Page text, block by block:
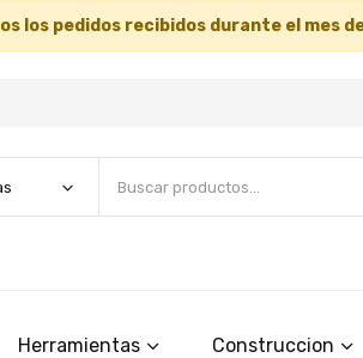
los pedidos recibidos durante el mes
Herramientas Construccion